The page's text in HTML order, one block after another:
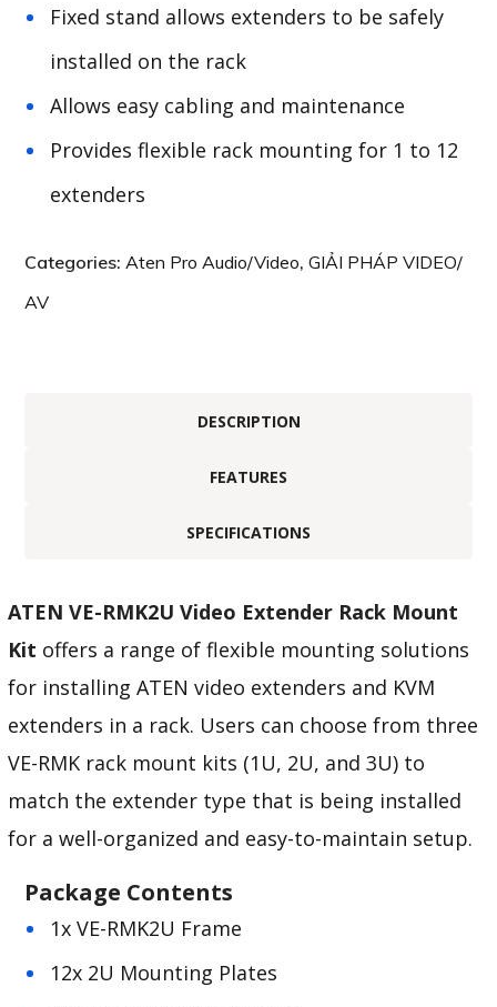
Fixed stand allows extenders to be safely
installed on the rack
Allows easy cabling and maintenance
Provides flexible rack mounting for 1 to 12
extenders
Categories:Aten Pro Audio/Video,GIẢI PHÁP VIDEO/
AV
DESCRIPTION
FEATURES
SPECIFICATIONS
ATEN VE-RMK2U Video Extender Rack Mount
Kit offers a range of flexible mounting solutions
for installing ATEN video extenders and KVM
extenders in a rack. Users can choose from three
VE-RMK rack mount kits (1U, 2U, and 3U) to
match the extender type that is being installed
for a well-organized and easy-to-maintain setup.
Package Contents
1x VE-RMK2U Frame
12x 2U Mounting Plates